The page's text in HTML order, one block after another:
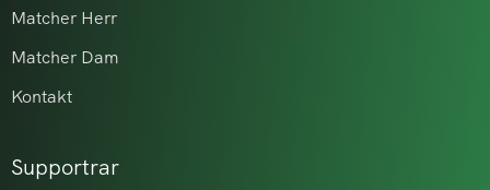
Matcher Herr
Matcher Dam
Kontakt
Supportrar